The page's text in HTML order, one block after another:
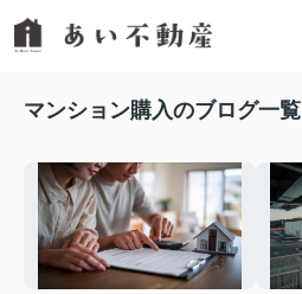
マンション購入のブログ一覧